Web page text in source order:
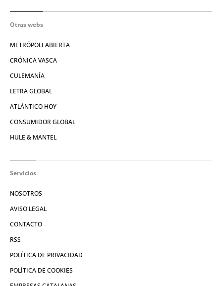
Otras webs
METRÓPOLI ABIERTA
CRÓNICA VASCA
CULEMANÍA
LETRA GLOBAL
ATLÁNTICO HOY
CONSUMIDOR GLOBAL
HULE & MANTEL
Servicios
NOSOTROS
AVISO LEGAL
CONTACTO
RSS
POLÍTICA DE PRIVACIDAD
POLÍTICA DE COOKIES